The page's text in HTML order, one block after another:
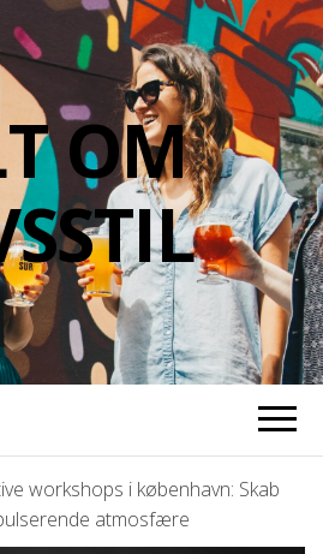
OM
workshops i københavn: Skab
atmosfære